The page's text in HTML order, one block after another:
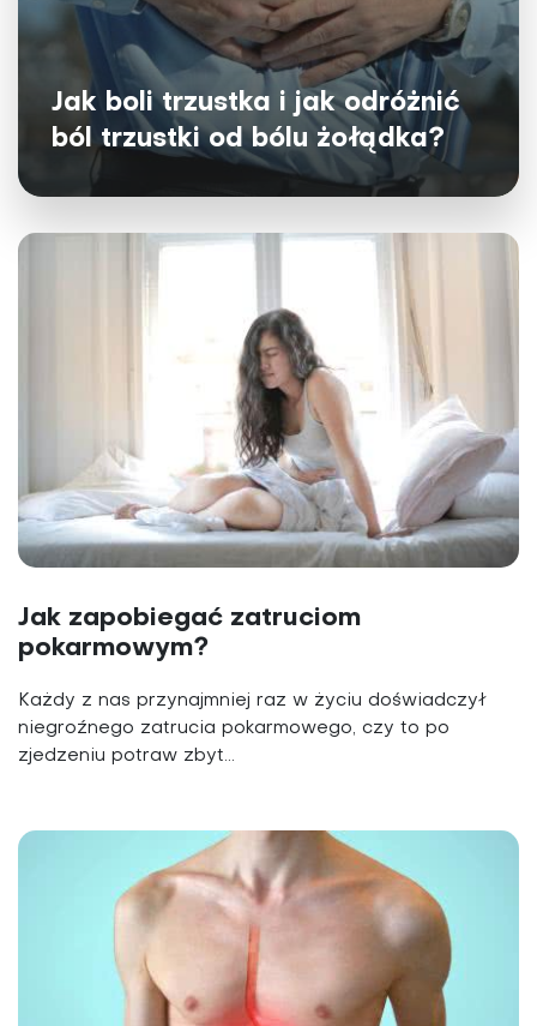
Jak boli trzustka i jak odróżnić
ból trzustki od bólu żołądka?
Jak zapobiegać zatruciom
pokarmowym?
Każdy z nas przynajmniej raz w życiu doświadczył
niegroźnego zatrucia pokarmowego, czy to po
zjedzeniu potraw zbyt...